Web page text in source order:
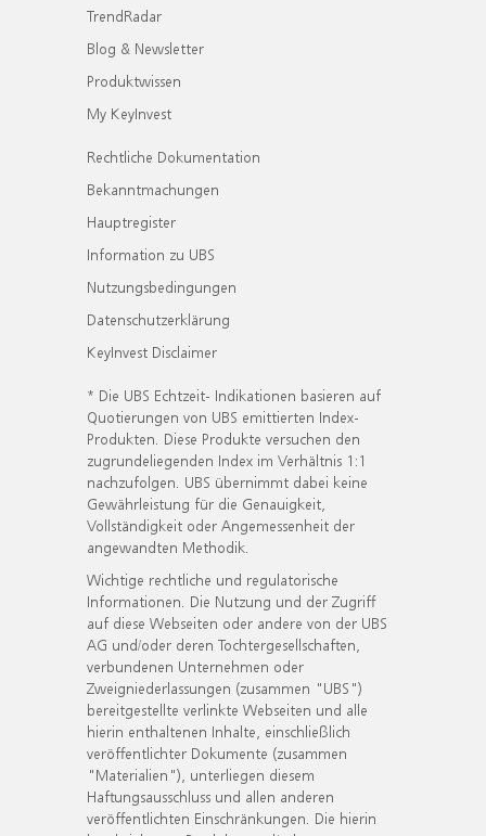
TrendRadar
Blog & Newsletter
Produktwissen
My KeyInvest
Rechtliche Dokumentation
Bekanntmachungen
Hauptregister
Information zu UBS
Nutzungsbedingungen
Datenschutzerklärung
KeyInvest Disclaimer
* Die UBS Echtzeit- Indikationen basieren auf
Quotierungen von UBS emittierten Index-
Produkten. Diese Produkte versuchen den
zugrundeliegenden Index im Verhältnis 1:1
nachzufolgen. UBS übernimmt dabei keine
Gewährleistung für die Genauigkeit,
Vollständigkeit oder Angemessenheit der
angewandten Methodik.
Wichtige rechtliche und regulatorische
Informationen. Die Nutzung und der Zugriff
auf diese Webseiten oder andere von der UBS
AG und/oder deren Tochtergesellschaften,
verbundenen Unternehmen oder
Zweigniederlassungen (zusammen "UBS")
bereitgestellte verlinkte Webseiten und alle
hierin enthaltenen Inhalte, einschließlich
veröffentlichter Dokumente (zusammen
"Materialien"), unterliegen diesem
Haftungsausschluss und allen anderen
veröffentlichten Einschränkungen. Die hierin